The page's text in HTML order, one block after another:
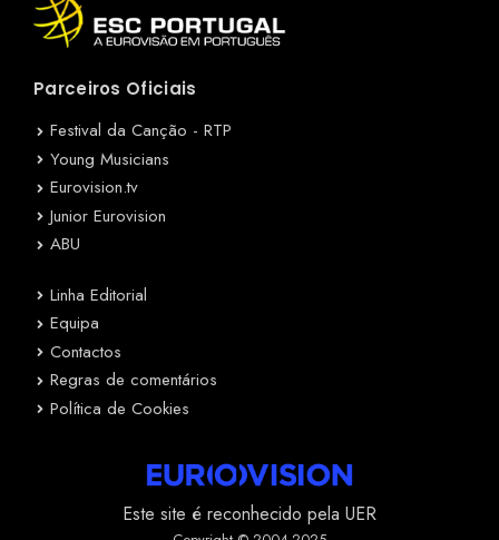
Parceiros Oficiais
Festival da Canção - RTP
Young Musicians
Eurovision.tv
Junior Eurovision
ABU
Linha Editorial
Equipa
Contactos
Regras de comentários
Política de Cookies
Este site é reconhecido pela UER